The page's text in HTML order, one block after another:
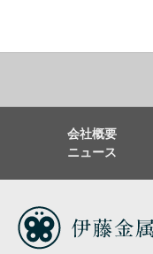
会社概要
ニュース